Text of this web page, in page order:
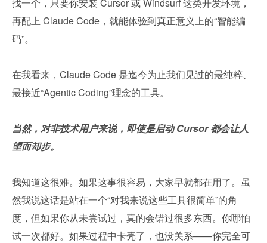
再配上 Claude Code，就能体验到真正意义上的“智能编
码”。
在我看来，Claude Code 是迄今为止我们见过的最纯粹、
最接近“Agentic Coding”理念的工具。
当然，对非技术用户来说，即使是启动 Cursor 都会让人
望而却步。
我知道这很难。如果这事很容易，大家早就都在用了。虽
然我说这话是站在一个“对我来说这些工具很简单”的角
度，但如果你从未尝试过，真的会错过很多东西。你哪怕
试一次都好。如果过程中卡壳了，也没关系——你完全可